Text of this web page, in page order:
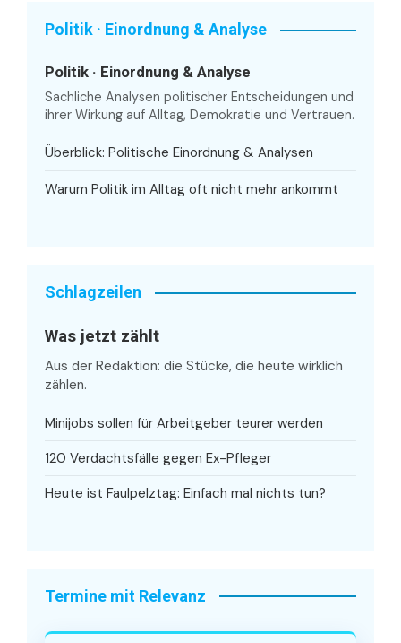
Politik · Einordnung & Analyse
Politik · Einordnung & Analyse
Sachliche Analysen politischer Entscheidungen und
ihrer Wirkung auf Alltag, Demokratie und Vertrauen.
Überblick: Politische Einordnung & Analysen
Warum Politik im Alltag oft nicht mehr ankommt
Schlagzeilen
Was jetzt zählt
Aus der Redaktion: die Stücke, die heute wirklich
zählen.
Minijobs sollen für Arbeitgeber teurer werden
120 Verdachtsfälle gegen Ex-Pfleger
Heute ist Faulpelztag: Einfach mal nichts tun?
Termine mit Relevanz